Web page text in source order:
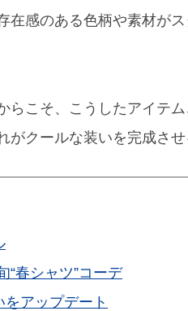
在感のある色柄や素材が
らこそ、こうしたアイテ
クールな装いを完成させ
“春シャツ”コーデ
をアップデート